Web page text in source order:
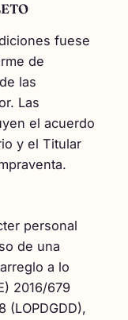
fuese
de
las
Las
el acuerdo
y el Titular
personal
de una
a lo
2016/679
(LOPDGDD),